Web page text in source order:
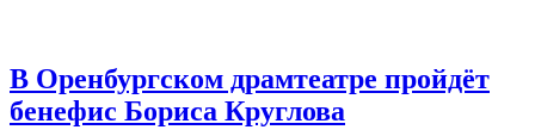
В Оренбургском драмтеатре пройдёт
бенефис Бориса Круглова